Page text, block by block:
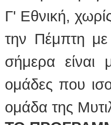
Γ' Εθνική,
την Πέμπτη με
σήμερα
ομάδες που
ομάδα της